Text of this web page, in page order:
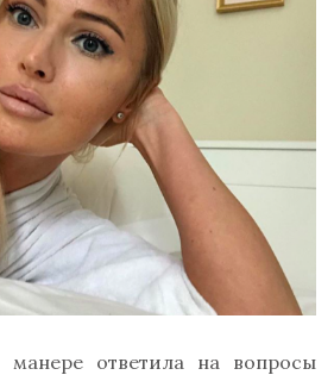
ответила на вопросы